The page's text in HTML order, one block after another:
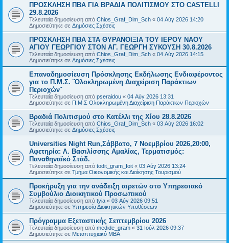
ΠΡΟΣΚΛΗΣΗ ΠΒΑ ΓΙΑ ΒΡΑΔΙΑ ΠΟΛΙΤΙΣΜΟΥ ΣΤΟ CASTELLI
29.8.2026
Τελευταία δημοσίευση από Chios_Graf_Dim_Sch « 04 Αύγ 2026 14:20
Δημοσιεύτηκε σε Δημόσιες Σχέσεις
ΠΡΟΣΚΛΗΣΗ ΠΒΑ ΣΤΑ ΘΥΡΑΝΟΙΞΙΑ ΤΟΥ ΙΕΡΟΥ ΝΑΟΥ
ΑΓΙΟΥ ΓΕΩΡΓΙΟΥ ΣΤΟΝ ΑΓ. ΓΕΩΡΓΗ ΣΥΚΟΥΣΗ 30.8.2026
Τελευταία δημοσίευση από Chios_Graf_Dim_Sch « 04 Αύγ 2026 14:15
Δημοσιεύτηκε σε Δημόσιες Σχέσεις
Επαναδημοσίευση Πρόσκλησης Εκδήλωσης Ενδιαφέροντος
για το Π.Μ.Σ. ¨Ολοκληρωμένη Διαχείριση Παράκτιων
Περιοχών¨
Τελευταία δημοσίευση από pseraidou « 04 Αύγ 2026 13:31
Δημοσιεύτηκε σε Π.Μ.Σ Ολοκληρωμένη Διαχείριση Παράκτιων Περιοχών
Βραδιά Πολιτισμού στο Κατέλλι της Χίου 28.8.2026
Τελευταία δημοσίευση από Chios_Graf_Dim_Sch « 03 Αύγ 2026 16:02
Δημοσιεύτηκε σε Δημόσιες Σχέσεις
Universities Night Run,Σάββατο, 7 Νοεμβρίου 2026,20:00,
Αφετηρία: Λ. Βασιλίσσης Αμαλίας, Τερματισμός:
Παναθηναϊκό Στάδ.
Τελευταία δημοσίευση από todit_gram_foit « 03 Αύγ 2026 13:24
Δημοσιεύτηκε σε Τμήμα Οικονομικής και Διοίκησης Τουρισμού
Προκήρυξη για την ανάδειξη αιρετών στο Υπηρεσιακό
Συμβούλιο Διοικητικού Προσωπικού
Τελευταία δημοσίευση από tyia « 03 Αύγ 2026 09:51
Δημοσιεύτηκε σε Υπηρεσία Διοικητικών Υποθέσεων
Πρόγραμμα Εξεταστικής Σεπτεμβρίου 2026
Τελευταία δημοσίευση από medide_gram « 31 Ιούλ 2026 09:37
Δημοσιεύτηκε σε Μεταπτυχιακό MBA